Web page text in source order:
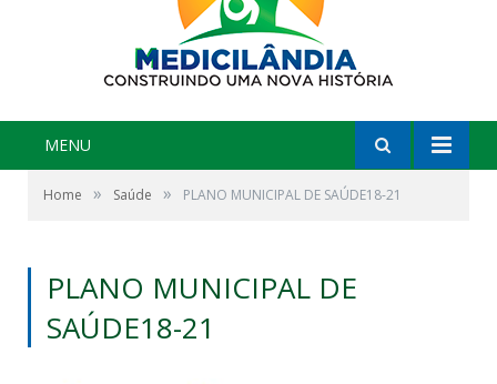
MENU
Home » Saúde » PLANO MUNICIPAL DE SAÚDE18-21
PLANO MUNICIPAL DE
SAÚDE18-21